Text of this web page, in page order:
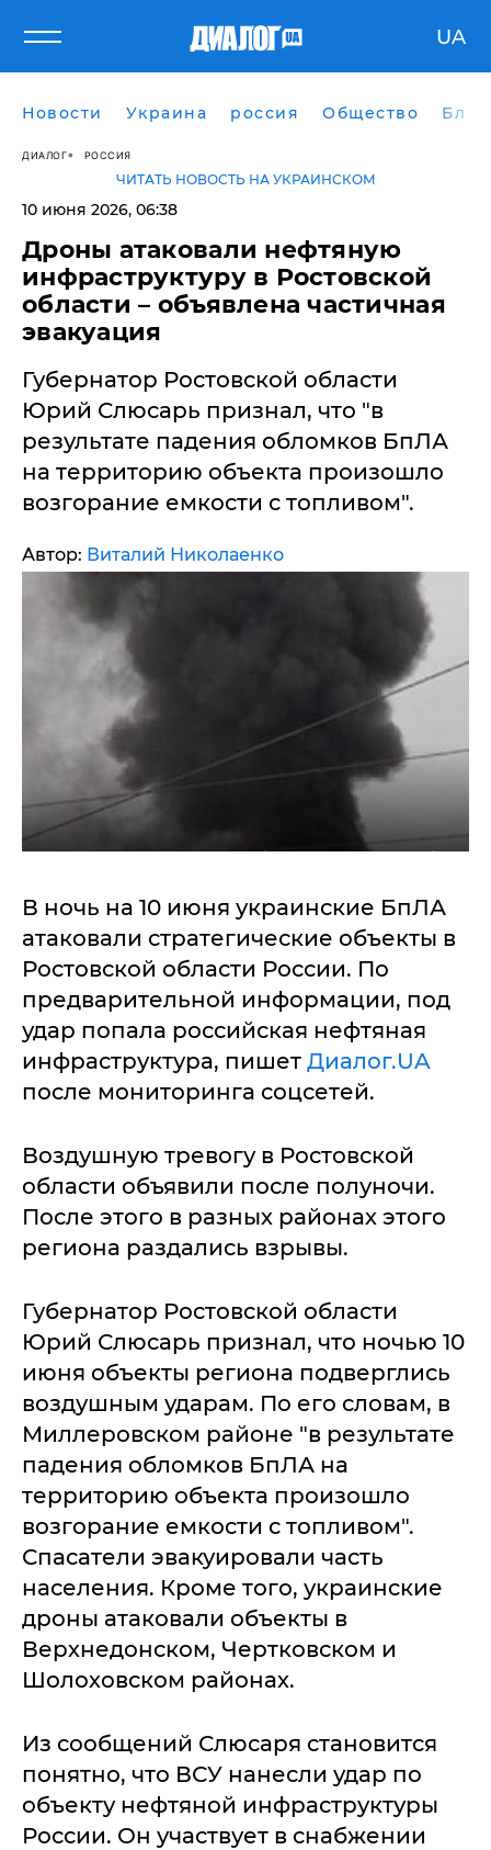
UA
Новости Украина россия Общество
ДИАЛОГ РОССИЯ
ЧИТАТЬ НОВОСТЬ НА УКРАИНСКОМ
10 июня 2026, 06:38
Дроны атаковали нефтяную
инфраструктуру в Ростовской
области – объявлена частичная
эвакуация
Губернатор Ростовской области
Юрий Слюсарь признал, что "в
результате падения обломков БпЛА
на территорию объекта произошло
возгорание емкости с топливом".
Автор: Виталий Николаенко
В ночь на 10 июня украинские БпЛА
атаковали стратегические объекты в
Ростовской области России. По
предварительной информации, под
удар попала российская нефтяная
инфраструктура, пишет Диалог.UA
после мониторинга соцсетей.
Воздушную тревогу в Ростовской
области объявили после полуночи.
После этого в разных районах этого
региона раздались взрывы.
Губернатор Ростовской области
Юрий Слюсарь признал, что ночью 10
июня объекты региона подверглись
воздушным ударам. По его словам, в
Миллеровском районе "в результате
падения обломков БпЛА на
территорию объекта произошло
возгорание емкости с топливом".
Спасатели эвакуировали часть
населения. Кроме того, украинские
дроны атаковали объекты в
Верхнедонском, Чертковском и
Шолоховском районах.
Из сообщений Слюсаря становится
понятно, что ВСУ нанесли удар по
объекту нефтяной инфраструктуры
России. Он участвует в снабжении